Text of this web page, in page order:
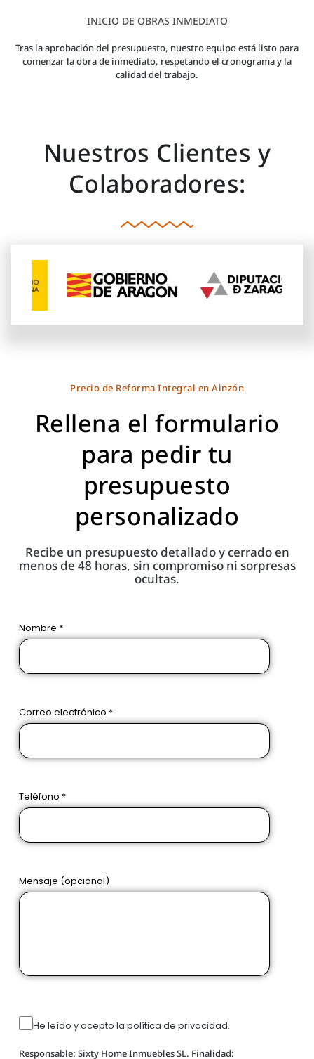
INICIO DE OBRAS INMEDIATO
Tras la aprobación del presupuesto, nuestro equipo está listo para
comenzar la obra de inmediato, respetando el cronograma y la
calidad del trabajo.
Nuestros Clientes y
Colaboradores:
Precio de Reforma Integral en Ainzón
Rellena el formulario
para pedir tu
presupuesto
personalizado
Recibe un presupuesto detallado y cerrado en
menos de 48 horas, sin compromiso ni sorpresas
ocultas.
Nombre *
Correo electrónico *
Teléfono *
Mensaje (opcional)
He leído y acepto la política de privacidad.
Responsable: Sixty Home Inmuebles SL. Finalidad: